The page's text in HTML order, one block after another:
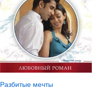
Разбитые мечты